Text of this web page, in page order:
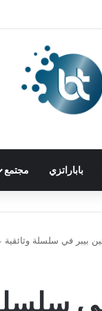
باباراتزي مجتمع
بيبر في سلسلة وثائقية